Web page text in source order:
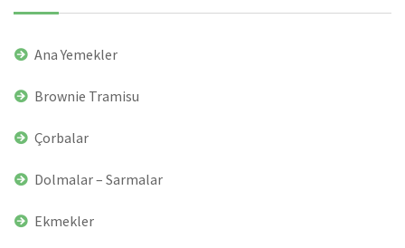
Ana Yemekler
Brownie Tramisu
Çorbalar
Dolmalar – Sarmalar
Ekmekler